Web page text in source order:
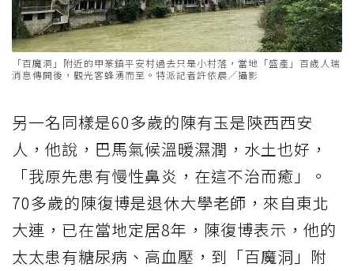
「百魔洞」附近的甲篆鎮平安村過去只是小村落，當地「盛產」百歲人瑞
消息傳開後，觀光客蜂湧而至。特派記者許依晨／攝影
另一名同樣是60多歲的陳有玉是陝西西安
人，他說，巴馬氣候溫暖濕潤，水土也好，
「我原先患有慢性鼻炎，在這不治而癒」。
70多歲的陳復博是退休大學老師，來自東北
大連，已在當地定居8年，陳復博表示，他的
太太患有糖尿病、高血壓，到「百魔洞」附